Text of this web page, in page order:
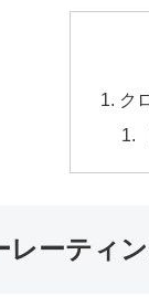
ク
ーティン